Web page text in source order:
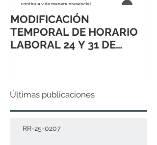
MODIFICACIÓN
TEMPORAL DE HORARIO
LABORAL 24 Y 31 DE
Últimas publicaciones
RR-25-0207